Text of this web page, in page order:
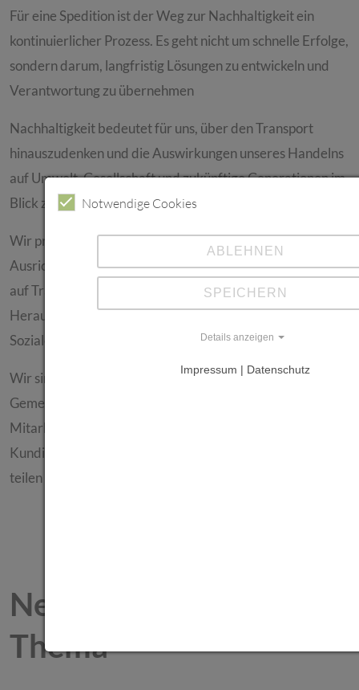
Für eine Spedition ist der Weg zur Nachhaltigkeit ein
kontinuierlicher Prozess. Es geht nicht um schnelle Erfolge,
sondern darum, langfristig Lösungen zu entwickeln und
Verantwortung zu übernehmen
Nachhaltigkeit bedeutet für uns, über den Transport
hinauszudenken und die Auswirkungen unseres Handelns
auf Umwelt, Gesellschaft und zukünftige Generationen im
Blick zu behalten.
Wir profitieren bereits heute von der nachhaltigen
Ausrichtung unseres Unternehmens und setzen vor allem
auf Transparenz: Unsere Ziele, Fortschritte und auch die
Herausforderungen im Bereich Nachhaltigkeit und
Soziales kommunizieren wir offen.
Wir sind überzeugt: Nachhaltige Entwicklung ist ein
Gemeinschaftsprojekt. Deshalb laden wir unsere
Mitarbeiterinnen und Mitarbeiter, Partner sowie
Kundinnen und Kunden ein, sich einzubringen, Ideen zu
teilen und den Wandel aktiv mitzugestalten.
Neuigkeiten zum
Thema
Notwendige Cookies
ABLEHNEN
SPEICHERN
Details anzeigen
Impressum | Datenschutz